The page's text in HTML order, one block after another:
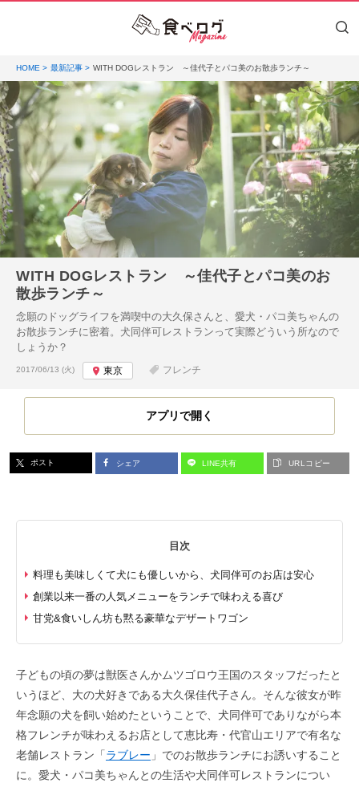
HOME 最新記事 WITH DOGレストラン ～佳代子とパコ美のお散歩ランチ～
WITH DOGレストラン ～佳代子とパコ美のお
散歩ランチ～
念願のドッグライフを満喫中の大久保さんと、愛犬・パコ美ちゃんの
お散歩ランチに密着。犬同伴可レストランって実際どういう所なので
しょうか？
投稿日:
2017/06/13 (火) 東京 フレンチ
アプリで開く
ポスト シェア LINE共有 URLコピー
目次
料理も美味しくて犬にも優しいから、犬同伴可のお店は安心
創業以来一番の人気メニューをランチで味わえる喜び
甘党&食いしん坊も黙る豪華なデザートワゴン
子どもの頃の夢は獣医さんかムツゴロウ王国のスタッフだったと
いうほど、大の犬好きである大久保佳代子さん。そんな彼女が昨
年念願の犬を飼い始めたということで、犬同伴可でありながら本
格フレンチが味わえるお店として恵比寿・代官山エリアで有名な
老舗レストラン「ラブレー 」でのお散歩ランチにお誘いすること
に。愛犬・パコ美ちゃんとの生活や犬同伴可レストランについ